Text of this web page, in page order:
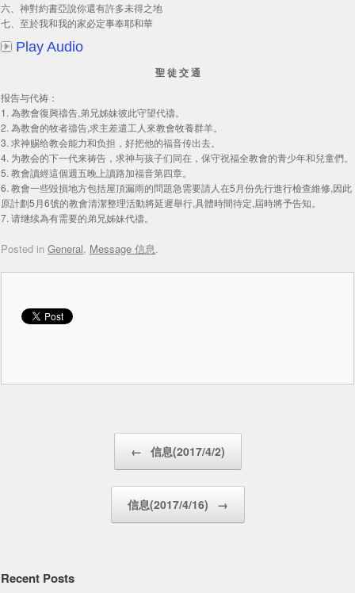
六、神對約書亞說你還有許多未得之地
七、至於我和我的家必定事奉耶和華
Play Audio
聖 徒 交 通
报告与代祷：
1. 為教會復興禱告,弟兄姊妹彼此守望代禱。
2. 為教會的牧者禱告,求主差遣工人來教會牧養群羊。
3. 求神赐给教会能力和负担，好把他的福音传出去。
4. 为教会的下一代来祷告，求神与孩子们同在，保守祝福全教會的青少年和兒童們。
5. 教會讀經這個週五晚上讀路加福音第四章。
6. 教會一些毀損地方包括屋頂漏雨的問題急需要請人在5月份先行進行檢查維修,因此
原計劃5月6號的教會清潔整理活動將延遲舉行,具體時間待定,屆時將予告知。
7. 请继续為有需要的弟兄姊妹代禱。
Posted in General, Message 信息.
← 信息(2017/4/2)
信息(2017/4/16) →
Recent Posts